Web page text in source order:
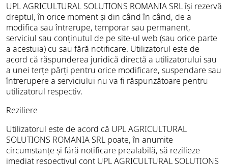
UPL AGRICULTURAL SOLUTIONS ROMANIA SRL își rezervă
dreptul, în orice moment și din când în când, de a
modifica sau întrerupe, temporar sau permanent,
serviciul sau conținutul de pe site-ul web (sau orice parte
a acestuia) cu sau fără notificare. Utilizatorul este de
acord că răspunderea juridică directă a utilizatorului sau
a unei terțe părți pentru orice modificare, suspendare sau
întrerupere a serviciului nu va fi răspunzătoare pentru
utilizatorul respectiv.
Reziliere
Utilizatorul este de acord că UPL AGRICULTURAL
SOLUTIONS ROMANIA SRL poate, în anumite
circumstanțe și fără notificare prealabilă, să rezilieze
imediat respectivul cont UPL AGRICULTURAL SOLUTIONS